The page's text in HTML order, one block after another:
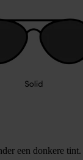
een donkere